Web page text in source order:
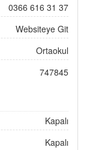
0366 616 31 37
Websiteye Git
Ortaokul
747845
Kapalı
Kapalı